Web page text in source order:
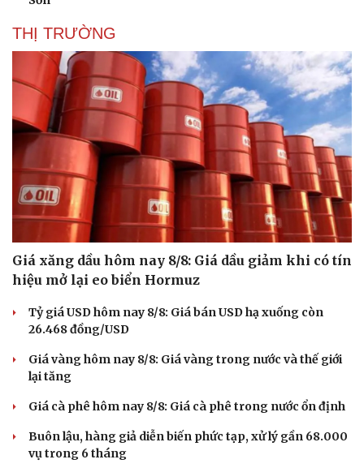
THỊ TRƯỜNG
Giá xăng dầu hôm nay 8/8: Giá dầu giảm khi có tín
hiệu mở lại eo biển Hormuz
Tỷ giá USD hôm nay 8/8: Giá bán USD hạ xuống còn
26.468 đồng/USD
Giá vàng hôm nay 8/8: Giá vàng trong nước và thế giới
lại tăng
Giá cà phê hôm nay 8/8: Giá cà phê trong nước ổn định
Buôn lậu, hàng giả diễn biến phức tạp, xử lý gần 68.000
vụ trong 6 tháng